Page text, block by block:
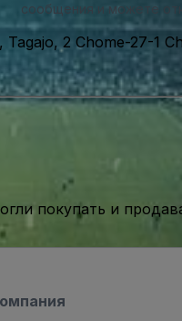
сообщения и можете
Tagajo, 2 Chome-27-1
покупать и